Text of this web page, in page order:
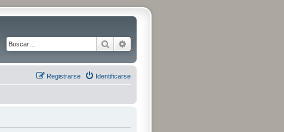
Buscar
Identificarse
Registrarse